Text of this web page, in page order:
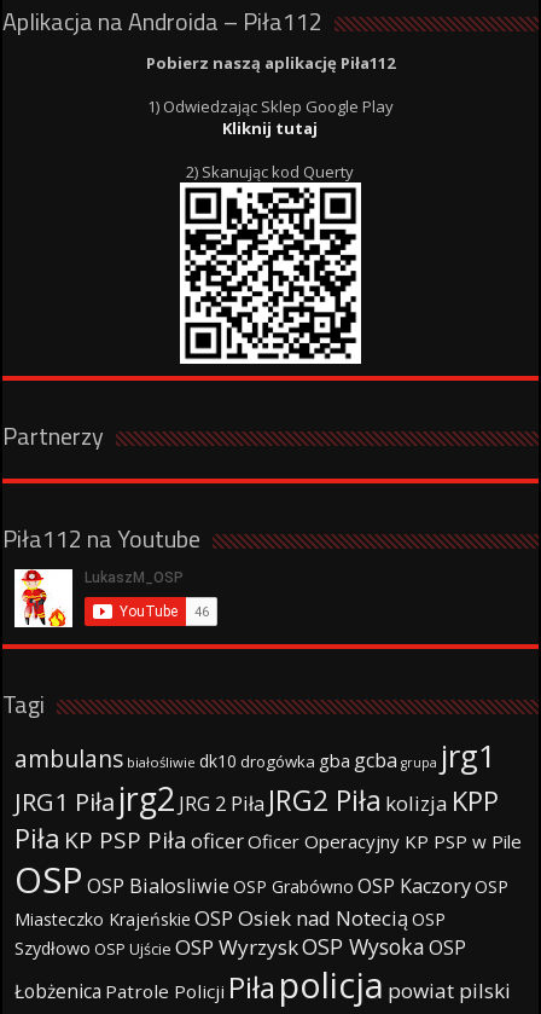
Aplikacja na Androida – Piła112
Pobierz naszą aplikację Piła112
1) Odwiedzając Sklep Google Play
Kliknij tutaj
2) Skanując kod Querty
Partnerzy
Piła112 na Youtube
Tagi
ambulans białośliwie dk10 drogówka gba gcba grupa jrg1
JRG1 Piła jrg2 JRG 2 Piła JRG2 Piła kolizja KPP
Piła KP PSP Piła oficerOficer Operacyjny KP PSP w Pile
OSP OSP Bialosliwie OSP Grabówno OSP KaczoryOSP
Miasteczko Krajeńskie OSP Osiek nad Notecią OSP
Szydłowo OSP Ujście OSP WyrzyskOSP WysokaOSP
Łobżenica Patrole Policji Piła policja powiat pilski